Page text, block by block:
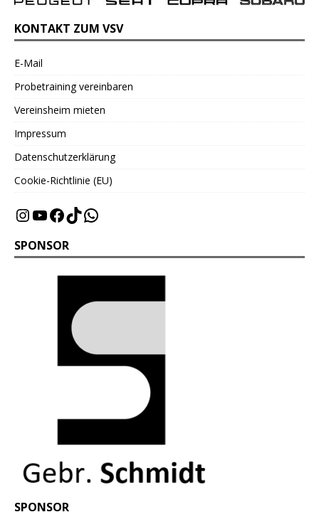
KONTAKT ZUM VSV
E-Mail
Probetraining vereinbaren
Vereinsheim mieten
Impressum
Datenschutzerklärung
Cookie-Richtlinie (EU)
SPONSOR
SPONSOR